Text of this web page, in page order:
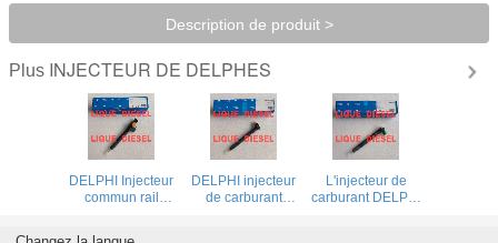
Description de produit >
Plus INJECTEUR DE DELPHES
DELPHI Injecteur
commun rail
DELPHI injecteur
de carburant
L'injecteur de
carburant DELPHI